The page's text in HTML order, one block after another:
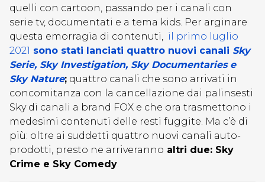
quelli con cartoon, passando per i canali con
serie tv, documentati e a tema kids. Per arginare
questa emorragia di contenuti, il primo luglio
2021 sono stati lanciati quattro nuovi canali Sky
Serie, Sky Investigation, Sky Documentaries e
Sky Nature; quattro canali che sono arrivati in
concomitanza con la cancellazione dai palinsesti
Sky di canali a brand FOX e che ora trasmettono i
medesimi contenuti delle resti fuggite. Ma c’è di
più: oltre ai suddetti quattro nuovi canali auto-
prodotti, presto ne arriveranno altri due: Sky
Crime e Sky Comedy.